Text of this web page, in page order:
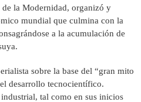
de la Modernidad, organizó y
mundial que culmina con la
a la acumulación de
sobre la base del “gran mito
desarrollo tecnocientífico.
tal como en sus inicios